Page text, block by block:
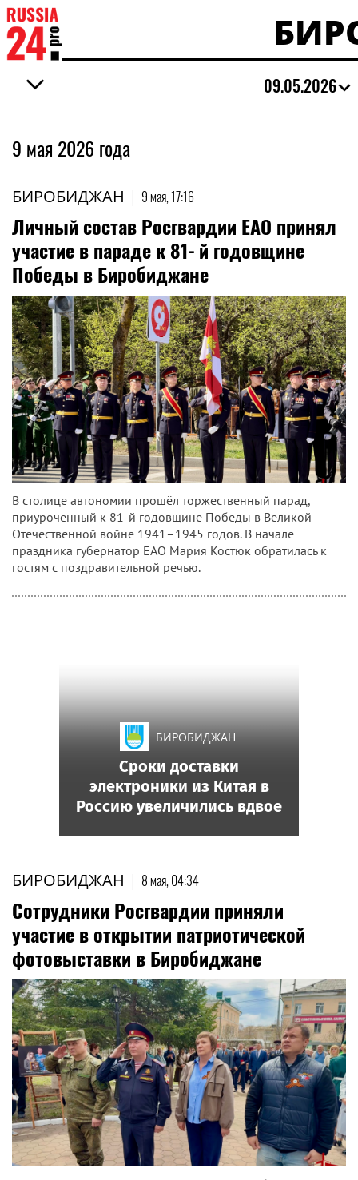
09.05.2026
9 мая 2026 года
БИРОБИДЖАН | 9 мая, 17:16
Личный состав Росгвардии ЕАО принял
участие в параде к 81‑й годовщине
Победы в Биробиджане
В столице автономии прошёл торжественный парад,
приуроченный к 81‑й годовщине Победы в Великой
Отечественной войне 1941–1945 годов. В начале
праздника губернатор ЕАО Мария Костюк обратилась к
гостям с поздравительной речью.
БИРОБИДЖАН | 8 мая, 04:34
Сотрудники Росгвардии приняли
участие в открытии патриотической
фотовыставки в Биробиджане
БИРОБИДЖАН
Сроки доставки
электроники из Китая в
Россию увеличились вдвое